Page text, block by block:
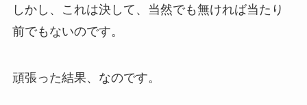
しかし、これは決して、当然でも無ければ当たり
前でもないのです。
頑張った結果、なのです。